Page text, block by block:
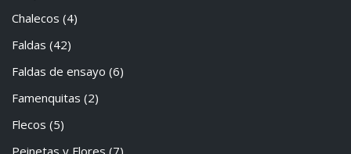
Chalecos (4)
Faldas (42)
Faldas de ensayo (6)
Famenquitas (2)
Flecos (5)
Peinetas y Flores (7)